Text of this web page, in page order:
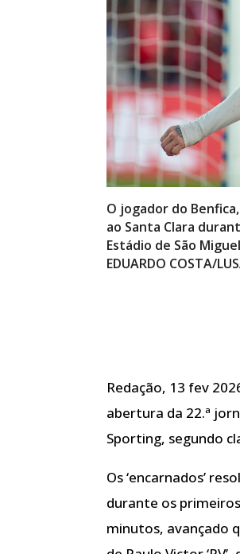
O jogador do
ao Santa Clara
Estádio de São
EDUARDO COSTA/
Redação, 13 fev
abertura da 22.ª
Sporting, segundo
Os ‘encarnados’
durante os
minutos, avançado